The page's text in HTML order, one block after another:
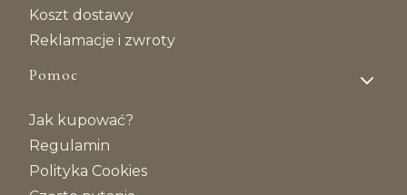
Koszt dostawy
Reklamacje i zwroty
Pomoc
Jak kupować?
Regulamin
Polityka Cookies